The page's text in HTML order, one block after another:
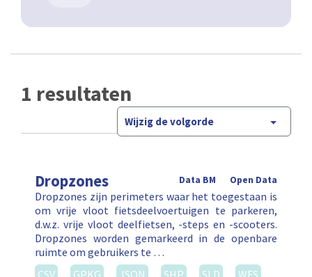
1 resultaten
Wijzig de volgorde
Dropzones Open Data
Data BM
Dropzones zijn perimeters waar het toegestaan is
om vrije vloot fietsdeelvoertuigen te parkeren,
d.w.z. vrije vloot deelfietsen, -steps en -scooters.
Dropzones worden gemarkeerd in de openbare
ruimte om gebruikers te …